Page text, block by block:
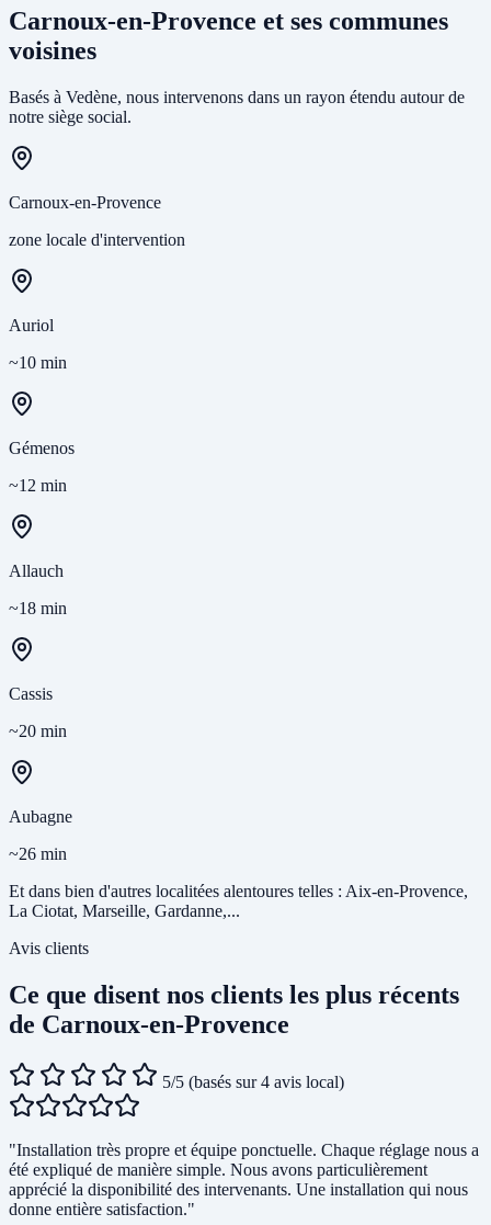
Carnoux-en-Provence et ses communes
voisines
Basés à Vedène, nous intervenons dans un rayon étendu autour de
notre siège social.
Carnoux-en-Provence
zone locale d'intervention
Auriol
~10 min
Gémenos
~12 min
Allauch
~18 min
Cassis
~20 min
Aubagne
~26 min
Et dans bien d'autres localitées alentoures telles : Aix-en-Provence,
La Ciotat, Marseille, Gardanne,...
Avis clients
Ce que disent nos clients les plus récents
de Carnoux-en-Provence
5/5 (basés sur 4 avis local)
"Installation très propre et équipe ponctuelle. Chaque réglage nous a
été expliqué de manière simple. Nous avons particulièrement
apprécié la disponibilité des intervenants. Une installation qui nous
donne entière satisfaction."